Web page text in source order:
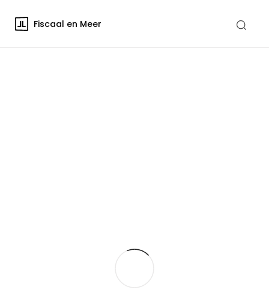
Fiscaal en Meer